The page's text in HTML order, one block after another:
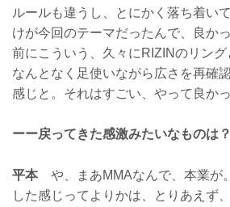
ルールも違うし、とにかく落ち着い
けが今回のテーマだったんで、良か
前にこういう、久々にRIZINのリン
なんとなく足使いながら広さを再確
感じと。それはすごい、やって良か
ーー戻ってきた感激みたいなものは？
平本や、まあMMAなんで、本業が
した感じってよりかは、とりあえず